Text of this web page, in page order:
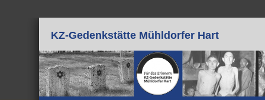
KZ-Gedenkstätte Mühldorfer Hart